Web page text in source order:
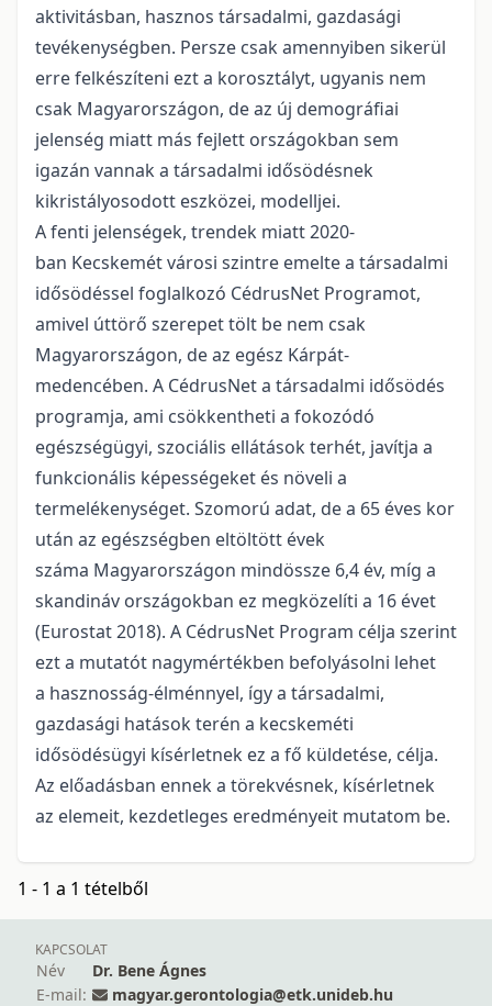
aktivitásban, hasznos társadalmi, gazdasági
tevékenységben. Persze csak amennyiben sikerül
erre felkészíteni ezt a korosztályt, ugyanis nem
csak Magyarországon, de az új demográfiai
jelenség miatt más fejlett országokban sem
igazán vannak a társadalmi idősödésnek
kikristályosodott eszközei, modelljei.
A fenti jelenségek, trendek miatt 2020-
ban Kecskemét városi szintre emelte a társadalmi
idősödéssel foglalkozó CédrusNet Programot,
amivel úttörő szerepet tölt be nem csak
Magyarországon, de az egész Kárpát-
medencében. A CédrusNet a társadalmi idősödés
programja, ami csökkentheti a fokozódó
egészségügyi, szociális ellátások terhét, javítja a
funkcionális képességeket és növeli a
termelékenységet. Szomorú adat, de a 65 éves kor
után az egészségben eltöltött évek
száma Magyarországon mindössze 6,4 év, míg a
skandináv országokban ez megközelíti a 16 évet
(Eurostat 2018). A CédrusNet Program célja szerint
ezt a mutatót nagymértékben befolyásolni lehet
a hasznosság-élménnyel, így a társadalmi,
gazdasági hatások terén a kecskeméti
idősödésügyi kísérletnek ez a fő küldetése, célja.
Az előadásban ennek a törekvésnek, kísérletnek
az elemeit, kezdetleges eredményeit mutatom be.
1 - 1 a 1 tételből
KAPCSOLAT
Név
Dr. Bene Ágnes
E-mail:
magyar.gerontologia@etk.unideb.hu